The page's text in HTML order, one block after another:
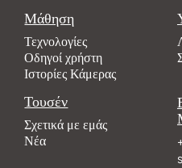
Μάθηση
Τεχνολογίες
Οδηγοί χρήστη
Ιστορίες Κάμερας
Τουσέν
Σχετικά με εμάς
Νέα